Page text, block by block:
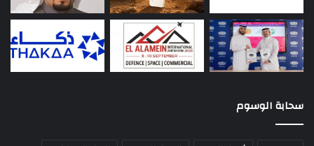
سحابة الوسوم